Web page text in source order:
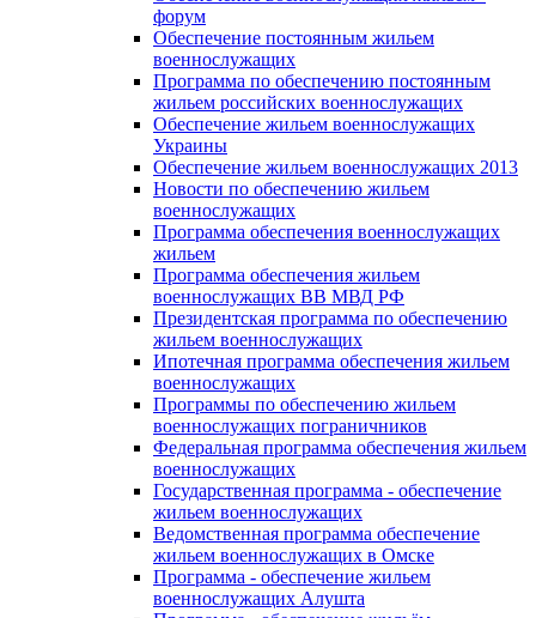
форум
Обеспечение постоянным жильем
военнослужащих
Программа по обеспечению постоянным
жильем российских военнослужащих
Обеспечение жильем военнослужащих
Украины
Обеспечение жильем военнослужащих 2013
Новости по обеспечению жильем
военнослужащих
Программа обеспечения военнослужащих
жильем
Программа обеспечения жильем
военнослужащих ВВ МВД РФ
Президентская программа по обеспечению
жильем военнослужащих
Ипотечная программа обеспечения жильем
военнослужащих
Программы по обеспечению жильем
военнослужащих пограничников
Федеральная программа обеспечения жильем
военнослужащих
Государственная программа - обеспечение
жильем военнослужащих
Ведомственная программа обеспечение
жильем военнослужащих в Омске
Программа - обеспечение жильем
военнослужащих Алушта